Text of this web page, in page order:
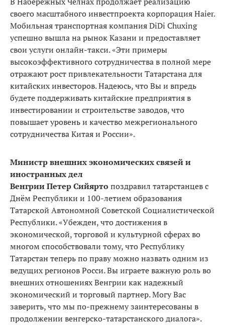
своего масштабного инвестпроекта корпорация Haier.
Мобильная транспортная компания DiDi Chuxing
успешно вышла на рынок Казани и предоставляет
свои услуги онлайн-такси. «Эти примеры
высокоэффективного сотрудничества в полной мере
отражают рост привлекательности Татарстана для
китайских инвесторов. Надеюсь, что Вы и впредь
будете поддерживать китайские предприятия в
инвестировании и строительстве заводов, что
повышает уровень и качество межрегионального
сотрудничества Китая и России».
Министр внешних экономических связей и
иностранных дел
ВенгрииПетерСийярто поздравил татарстанцев с
Днём Республики и 100-летием образования
Татарской Автономной Советской Социалистической
Республики. «Убежден, что достижения в
экономической, торговой и культурной сферах во
многом способствовали тому, что Республику
Татарстан теперь по праву можно назвать одним из
ведущих регионов Росси. Вы играете важную роль во
внешних отношениях Венгрии как надежный
экономический и торговый партнер. Могу Вас
заверить, что мы по-прежнему заинтересованы в
продолжении венгерско-татарстанского диалога».